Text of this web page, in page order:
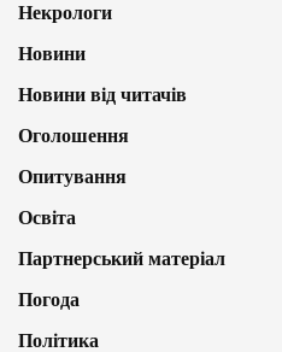
Некрологи
Новини
Новини від читачів
Оголошення
Опитування
Освіта
Партнерський матеріал
Погода
Політика